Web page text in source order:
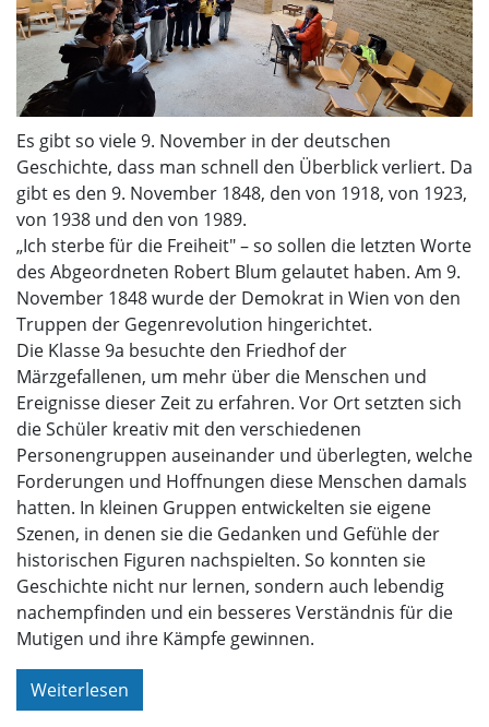
Es gibt so viele 9. November in der deutschen
Geschichte, dass man schnell den Überblick verliert. Da
gibt es den 9. November 1848, den von 1918, von 1923,
von 1938 und den von 1989.
„Ich sterbe für die Freiheit" – so sollen die letzten Worte
des Abgeordneten Robert Blum gelautet haben. Am 9.
November 1848 wurde der Demokrat in Wien von den
Truppen der Gegenrevolution hingerichtet.
Die Klasse 9a besuchte den Friedhof der
Märzgefallenen, um mehr über die Menschen und
Ereignisse dieser Zeit zu erfahren. Vor Ort setzten sich
die Schüler kreativ mit den verschiedenen
Personengruppen auseinander und überlegten, welche
Forderungen und Hoffnungen diese Menschen damals
hatten. In kleinen Gruppen entwickelten sie eigene
Szenen, in denen sie die Gedanken und Gefühle der
historischen Figuren nachspielten. So konnten sie
Geschichte nicht nur lernen, sondern auch lebendig
nachempfinden und ein besseres Verständnis für die
Mutigen und ihre Kämpfe gewinnen.
Weiterlesen